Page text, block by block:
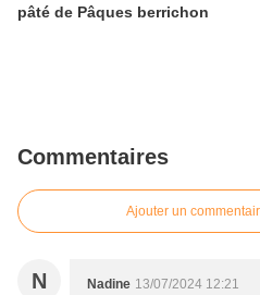
pâté de Pâques berrichon
Commentaires
Ajouter un
N Nadine 13/07/2024 12:21